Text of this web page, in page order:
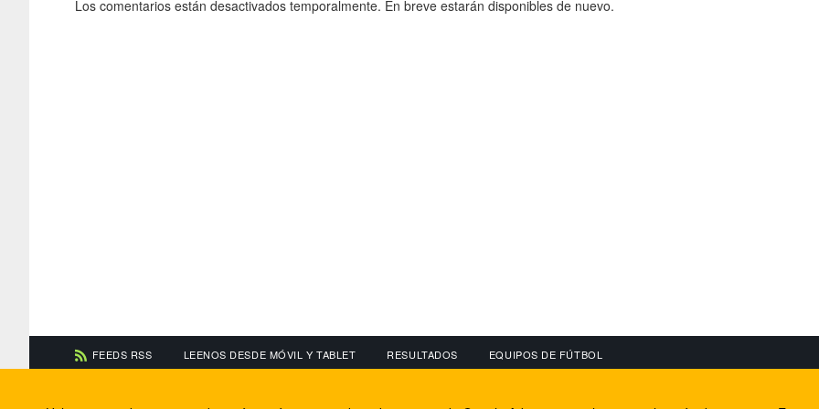
Los comentarios están desactivados temporalmente. En breve estarán disponibles de nuevo.
FEEDS RSS LEENOS DESDE MÓVIL Y TABLET RESULTADOS EQUIPOS DE FÚTBOL